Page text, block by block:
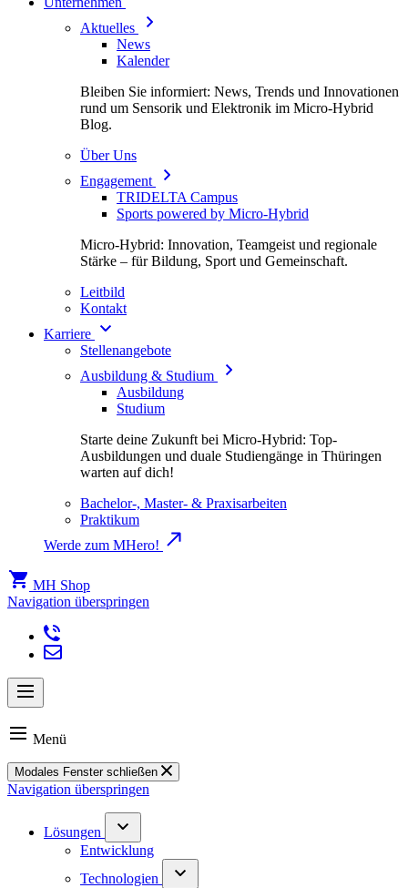
Aktuelles
News
Kalender
Bleiben Sie informiert: News, Trends und Innovationen
rund um Sensorik und Elektronik im Micro-Hybrid
Blog.
Über Uns
Engagement
TRIDELTA Campus
Sports powered by Micro-Hybrid
Micro-Hybrid: Innovation, Teamgeist und regionale
Stärke – für Bildung, Sport und Gemeinschaft.
Leitbild
Kontakt
Karriere
Stellenangebote
Ausbildung & Studium
Ausbildung
Studium
Starte deine Zukunft bei Micro-Hybrid: Top-
Ausbildungen und duale Studiengänge in Thüringen
warten auf dich!
Bachelor-, Master- & Praxisarbeiten
Praktikum
Werde zum MHero!
MH Shop
Navigation überspringen
Menü
Modales Fenster schließen
Navigation überspringen
Lösungen
Entwicklung
Technologien